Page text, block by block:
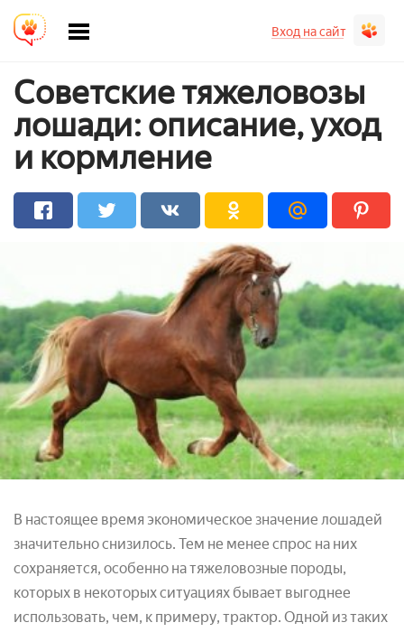
Вход на сайт
Советские тяжеловозы
лошади: описание, уход
и кормление
В настоящее время экономическое значение лошадей
значительно снизилось. Тем не менее спрос на них
сохраняется, особенно на тяжеловозные породы,
которых в некоторых ситуациях бывает выгоднее
использовать, чем, к примеру, трактор. Одной из таких